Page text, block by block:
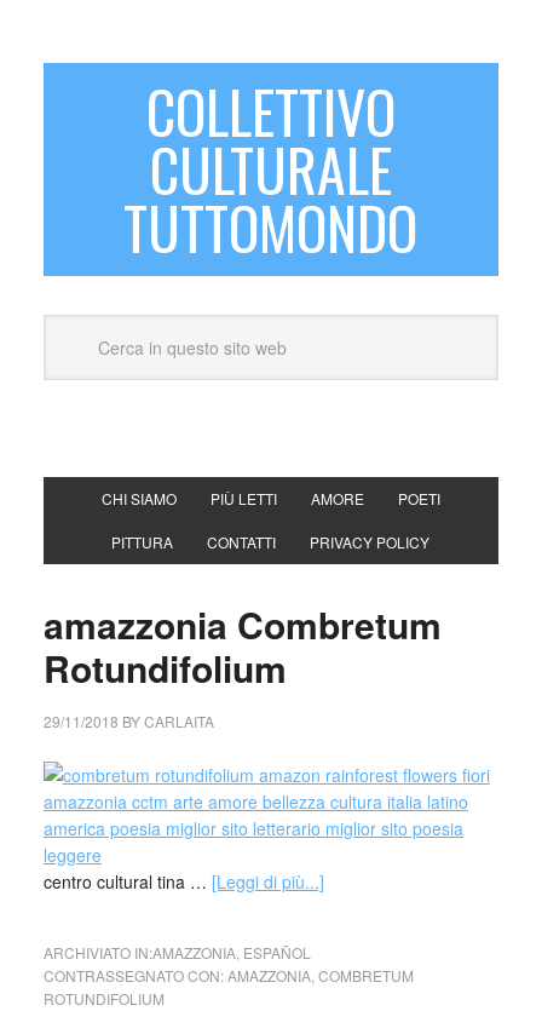
COLLETTIVO
CULTURALE
TUTTOMONDO
CHI SIAMO PIÙ LETTI AMORE POETI
PITTURA CONTATTI PRIVACY POLICY
amazzonia Combretum
Rotundifolium
29/11/2018 BYCARLAITA
centro cultural tina … [Leggi di più...]
ARCHIVIATO IN:AMAZZONIA, ESPAÑOL
CONTRASSEGNATO CON:AMAZZONIA, COMBRETUM
ROTUNDIFOLIUM